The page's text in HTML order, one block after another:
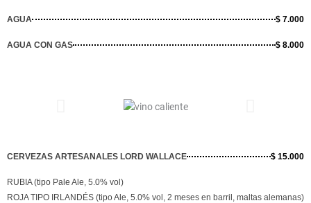
AGUA $ 7.000
AGUA CON GAS $ 8.000
CERVEZAS ARTESANALES LORD WALLACE $ 15.000
RUBIA (tipo Pale Ale, 5.0% vol)
ROJA TIPO IRLANDÉS (tipo Ale, 5.0% vol, 2 meses en barril, maltas alemanas)